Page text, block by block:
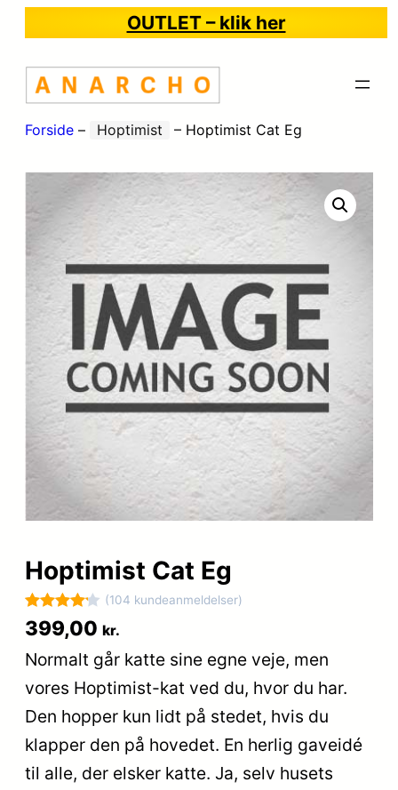
OUTLET – klik her
Forside – Hoptimist – Hoptimist Cat Eg
Hoptimist Cat Eg
Bedømt
4.2
ud af 5
baseret
på
104
mmelser
(104 kundeanmeldelser)
399,00 kr.
Normalt går katte sine egne veje, men
vores Hoptimist-kat ved du, hvor du har.
Den hopper kun lidt på stedet, hvis du
klapper den på hovedet. En herlig gaveidé
til alle, der elsker katte. Ja, selv husets